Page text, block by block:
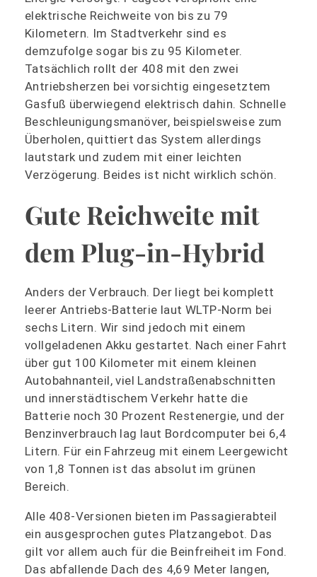
elektrische Reichweite von bis zu 79
Kilometern. Im Stadtverkehr sind es
demzufolge sogar bis zu 95 Kilometer.
Tatsächlich rollt der 408 mit den zwei
Antriebsherzen bei vorsichtig eingesetztem
Gasfuß überwiegend elektrisch dahin. Schnelle
Beschleunigungsmanöver, beispielsweise zum
Überholen, quittiert das System allerdings
lautstark und zudem mit einer leichten
Verzögerung. Beides ist nicht wirklich schön.
Gute Reichweite mit
dem Plug-in-Hybrid
Anders der Verbrauch. Der liegt bei komplett
leerer Antriebs-Batterie laut WLTP-Norm bei
sechs Litern. Wir sind jedoch mit einem
vollgeladenen Akku gestartet. Nach einer Fahrt
über gut 100 Kilometer mit einem kleinen
Autobahnanteil, viel Landstraßenabschnitten
und innerstädtischem Verkehr hatte die
Batterie noch 30 Prozent Restenergie, und der
Benzinverbrauch lag laut Bordcomputer bei 6,4
Litern. Für ein Fahrzeug mit einem Leergewicht
von 1,8 Tonnen ist das absolut im grünen
Bereich.
Alle 408-Versionen bieten im Passagierabteil
ein ausgesprochen gutes Platzangebot. Das
gilt vor allem auch für die Beinfreiheit im Fond.
Das abfallende Dach des 4,69 Meter langen,